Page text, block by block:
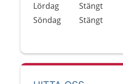
Lördag
Stängt
Söndag
Stängt